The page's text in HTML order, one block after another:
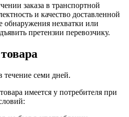
заказа в транспортной
и качество доставленной
обнаружения нехватки или
претензии перевозчику.
течение семи дней.
имеется у потребителя при